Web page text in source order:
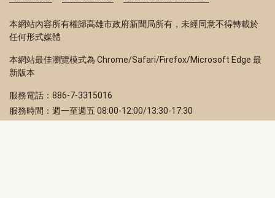
本網站內容所有權歸高雄市政府新聞局所有，未經同意不得轉載於
任何形式媒體
本網站最佳瀏覽模式為 Chrome/Safari/Firefox/Microsoft Edge 最
新版本
服務電話：886-7-3315016
服務時間：週一至週五 08:00-12:00/13:30-17:30